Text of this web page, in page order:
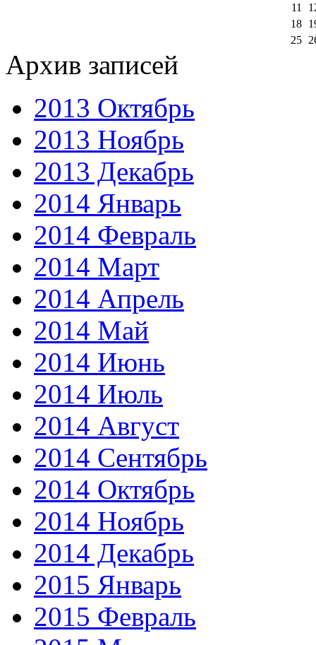
11
18
25
Архив записей
2013 Октябрь
2013 Ноябрь
2013 Декабрь
2014 Январь
2014 Февраль
2014 Март
2014 Апрель
2014 Май
2014 Июнь
2014 Июль
2014 Август
2014 Сентябрь
2014 Октябрь
2014 Ноябрь
2014 Декабрь
2015 Январь
2015 Февраль